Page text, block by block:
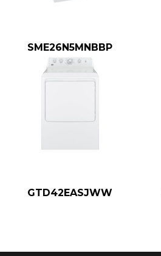
SME26N5MNBBP
GTD42EASJWW